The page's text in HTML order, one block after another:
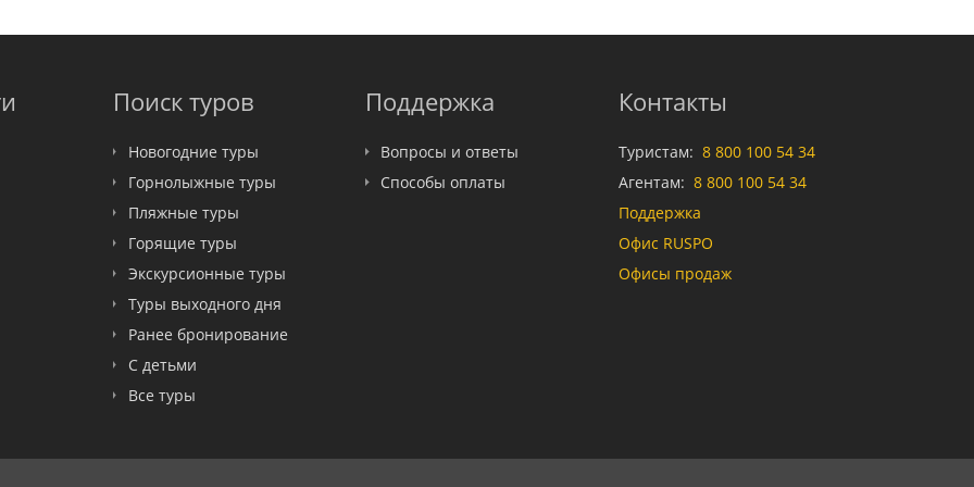
Поиск туров
Новогодние туры
Горнолыжные туры
Пляжные туры
Горящие туры
Экскурсионные туры
Туры выходного дня
Ранее бронирование
С детьми
Все туры
Поддержка
Вопросы и ответы
Способы оплаты
Контакты
Туристам: 8 800 100 54 34
Агентам: 8 800 100 54 34
Поддержка
Офис RUSPO
Офисы продаж